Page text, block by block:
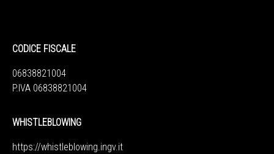
CODICE FISCALE
06838821004
P.IVA 06838821004
WHISTLEBLOWING
https://whistleblowing.ingv.it